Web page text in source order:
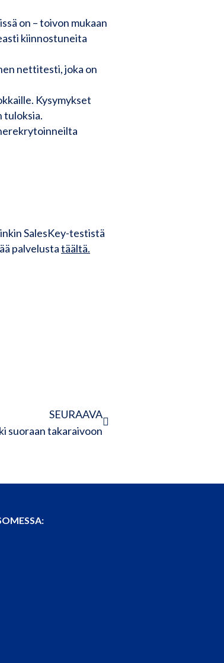
on – toivon mukaan
kiinnostuneita
nettitesti, joka on
Kysymykset
tuloksia.
SalesKey-testistä
palvelustatäältä.
SEURAAVA
suoraan takaraivoon